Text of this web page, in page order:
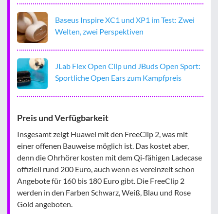
Baseus Inspire XC1 und XP1 im Test: Zwei
Welten, zwei Perspektiven
JLab Flex Open Clip und JBuds Open Sport:
Sportliche Open Ears zum Kampfpreis
Preis und Verfügbarkeit
Insgesamt zeigt Huawei mit den FreeClip 2, was mit
einer offenen Bauweise möglich ist. Das kostet aber,
denn die Ohrhörer kosten mit dem Qi-fähigen Ladecase
offiziell rund 200 Euro, auch wenn es vereinzelt schon
Angebote für 160 bis 180 Euro gibt. Die FreeClip 2
werden in den Farben Schwarz, Weiß, Blau und Rose
Gold angeboten.